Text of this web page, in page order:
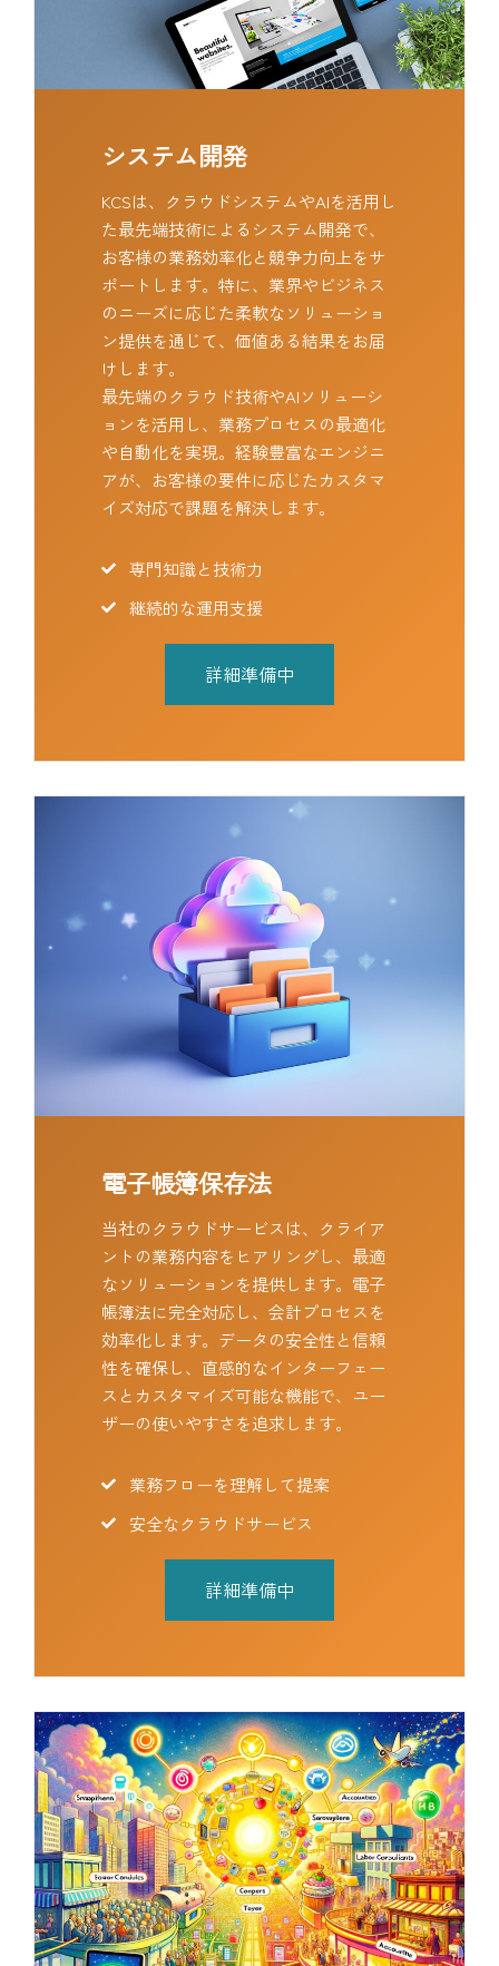
システム開発
KCSは、クラウドシステムやAIを活用し
た最先端技術によるシステム開発で、
お客様の業務効率化と競争力向上をサ
ポートします。特に、業界やビジネス
のニーズに応じた柔軟なソリューショ
ン提供を通じて、価値ある結果をお届
けします。
最先端のクラウド技術やAIソリューシ
ョンを活用し、業務プロセスの最適化
や自動化を実現。経験豊富なエンジニ
アが、お客様の要件に応じたカスタマ
イズ対応で課題を解決します。
専門知識と技術力
継続的な運用支援
詳細準備中
電子帳簿保存法
当社のクラウドサービスは、クライア
ントの業務内容をヒアリングし、最適
なソリューションを提供します。電子
帳簿法に完全対応し、会計プロセスを
効率化します。データの安全性と信頼
性を確保し、直感的なインターフェー
スとカスタマイズ可能な機能で、ユー
ザーの使いやすさを追求します。
業務フローを理解して提案
安全なクラウドサービス
詳細準備中